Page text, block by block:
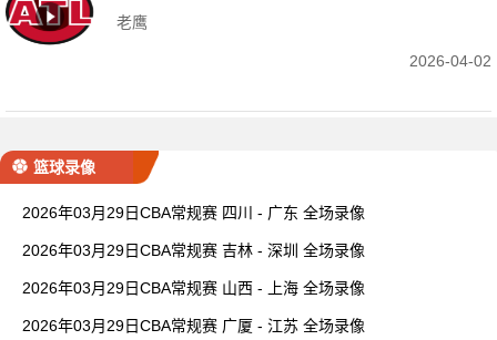
老鹰
2026-04-02
篮球录像
2026年03月29日CBA常规赛 四川 - 广东 全场录像
2026年03月29日CBA常规赛 吉林 - 深圳 全场录像
2026年03月29日CBA常规赛 山西 - 上海 全场录像
2026年03月29日CBA常规赛 广厦 - 江苏 全场录像